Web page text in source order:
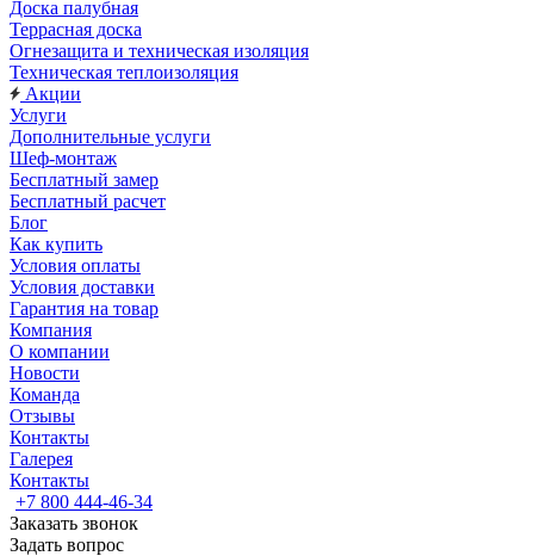
Доска палубная
Террасная доска
Огнезащита и техническая изоляция
Техническая теплоизоляция
Акции
Услуги
Дополнительные услуги
Шеф-монтаж
Бесплатный замер
Бесплатный расчет
Блог
Как купить
Условия оплаты
Условия доставки
Гарантия на товар
Компания
О компании
Новости
Команда
Отзывы
Контакты
Галерея
Контакты
+7 800 444-46-34
Заказать звонок
Задать вопрос